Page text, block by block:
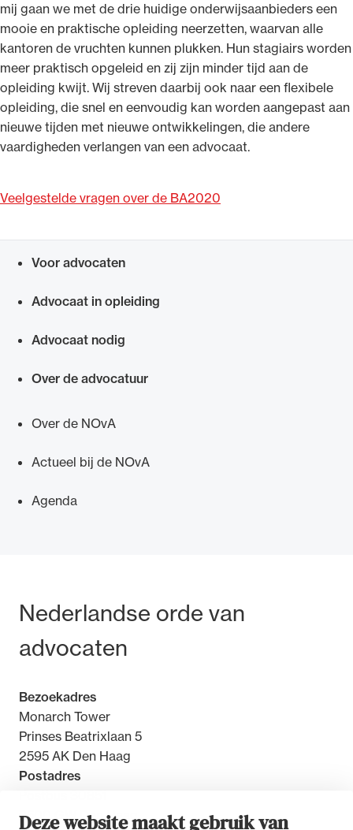
Deze website maakt gebruik van
mij gaan we met de drie huidige onderwijsaanbieders een
mooie en praktische opleiding neerzetten, waarvan alle
kantoren de vruchten kunnen plukken. Hun stagiairs worden
meer praktisch opgeleid en zij zijn minder tijd aan de
opleiding kwijt. Wij streven daarbij ook naar een flexibele
opleiding, die snel en eenvoudig kan worden aangepast aan
nieuwe tijden met nieuwe ontwikkelingen, die andere
vaardigheden verlangen van een advocaat.
Veelgestelde vragen over de BA2020
Voor advocaten
Advocaat in opleiding
Advocaat nodig
Over de advocatuur
Over de NOvA
Actueel bij de NOvA
Agenda
Bezoek- en postadres
Nederlandse orde van
advocaten
Bezoekadres
Monarch Tower
Prinses Beatrixlaan 5
2595 AK Den Haag
Postadres
2500 GW Den Haag